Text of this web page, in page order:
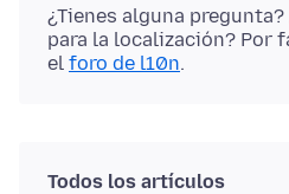
¿Tienes alguna
para la localización? Por
el foro de l10n.
Todos los artículos